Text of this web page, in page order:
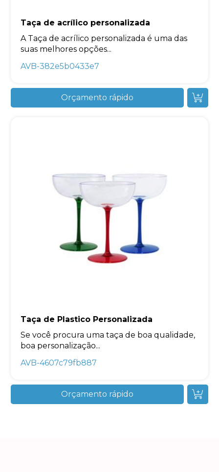
Taça de acrílico personalizada
A Taça de acrílico personalizada é uma das
suas melhores opções...
AVB-382e5b0433e7
Orçamento rápido
Taça de Plastico Personalizada
Se você procura uma taça de boa qualidade,
boa personalização...
AVB-4607c79fb887
Orçamento rápido